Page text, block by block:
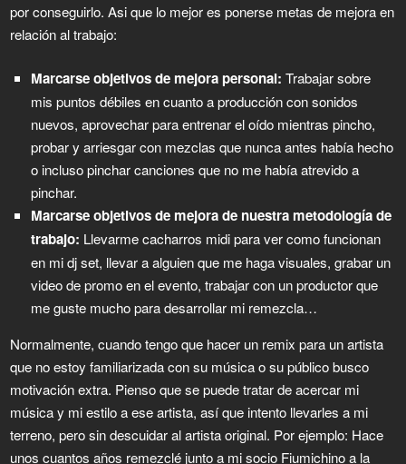
por conseguirlo. Asi que lo mejor es ponerse metas de mejora en
relación al trabajo:
Marcarse objetivos de mejora personal: Trabajar sobre
mis puntos débiles en cuanto a producción con sonidos
nuevos, aprovechar para entrenar el oído mientras pincho,
probar y arriesgar con mezclas que nunca antes había hecho
o incluso pinchar canciones que no me había atrevido a
pinchar.
Marcarse objetivos de mejora de nuestra metodología de
trabajo: Llevarme cacharros midi para ver como funcionan
en mi dj set, llevar a alguien que me haga visuales, grabar un
video de promo en el evento, trabajar con un productor que
me guste mucho para desarrollar mi remezcla…
Normalmente, cuando tengo que hacer un remix para un artista
que no estoy familiarizada con su música o su público busco
motivación extra. Pienso que se puede tratar de acercar mi
música y mi estilo a ese artista, así que intento llevarles a mi
terreno, pero sin descuidar al artista original. Por ejemplo: Hace
unos cuantos años remezclé junto a mi socio Fiumichino a la